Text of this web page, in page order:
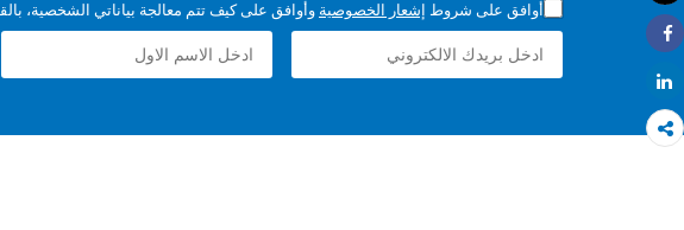
طباعة
Share
Share
أوافق على شروط إشعار الخصوصية وأوافق على كيف تتم معالجة بياناتي الشخصية،